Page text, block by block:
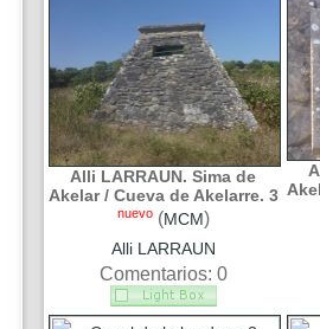
Alli LARRAUN. Sima de
Akelar / Cueva de Akelarre. 3
nuevo (MCM)
Alli LARRAUN
Comentarios: 0